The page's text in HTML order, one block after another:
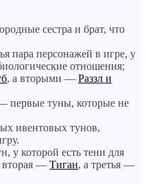
сестра и брат, что
пара персонажей в игре, у
отношения;
, а вторыми — Раззл и
первые туны, которые не
ивентовых тунов,
у которой есть тени для
вторая — Тиган, а третья —